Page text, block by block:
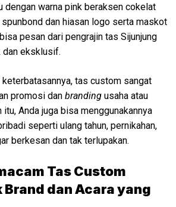
dengan warna pink beraksen cokelat
spunbond dan hiasan logo serta maskot
pesan dari pengrajin tas Sijunjung
dan eksklusif.
keterbatasannya, tas custom sangat
promosi dan branding usaha atau
Anda juga bisa menggunakannya
seperti ulang tahun, pernikahan,
berkesan dan tak terlupakan.
Tas Custom
dan Acara yang